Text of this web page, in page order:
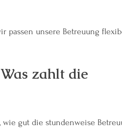
passen unsere Betreuung
zahlt die
gut die stundenweise